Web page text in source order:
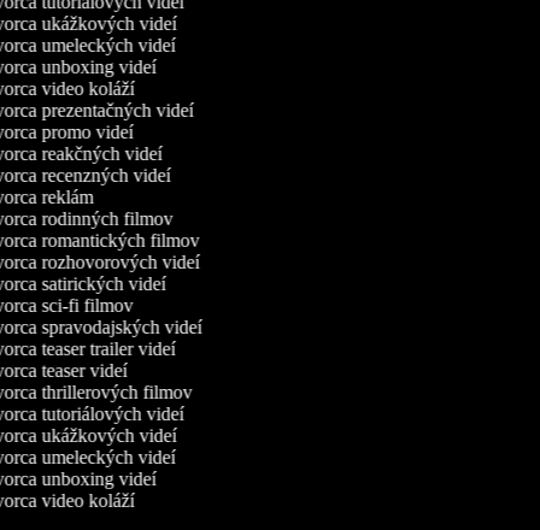
ukážkových videí
umeleckých videí
unboxing videí
video koláží
prezentačných videí
promo videí
reakčných videí
recenzných videí
reklám
rodinných filmov
romantických filmov
rozhovorových videí
satirických videí
sci-fi filmov
spravodajských videí
teaser trailer videí
teaser videí
thrillerových filmov
tutoriálových videí
ukážkových videí
umeleckých videí
unboxing videí
video koláží